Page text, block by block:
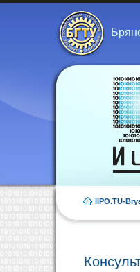
IIPO.TU-